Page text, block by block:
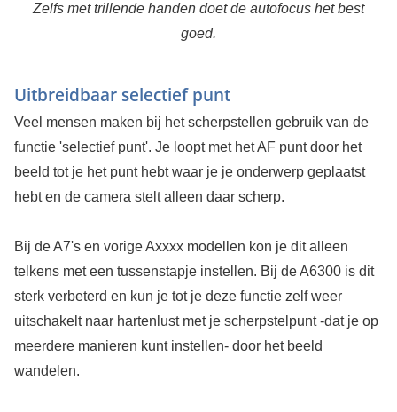
Zelfs met trillende handen doet de autofocus het best
goed.
Uitbreidbaar selectief punt
Veel mensen maken bij het scherpstellen gebruik van de
functie 'selectief punt'. Je loopt met het AF punt door het
beeld tot je het punt hebt waar je je onderwerp geplaatst
hebt en de camera stelt alleen daar scherp.
Bij de A7's en vorige Axxxx modellen kon je dit alleen
telkens met een tussenstapje instellen. Bij de A6300 is dit
sterk verbeterd en kun je tot je deze functie zelf weer
uitschakelt naar hartenlust met je scherpstelpunt -dat je op
meerdere manieren kunt instellen- door het beeld
wandelen.